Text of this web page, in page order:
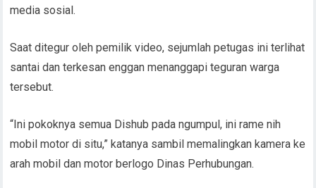
media sosial.
Saat ditegur oleh pemilik video, sejumlah petugas ini terlihat
santai dan terkesan enggan menanggapi teguran warga
tersebut.
“Ini pokoknya semua Dishub pada ngumpul, ini rame nih
mobil motor di situ,” katanya sambil memalingkan kamera ke
arah mobil dan motor berlogo Dinas Perhubungan.